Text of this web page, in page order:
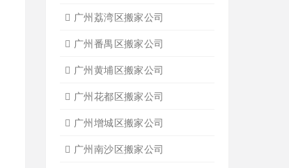
广州荔湾区搬家公司
广州番禺区搬家公司
广州黄埔区搬家公司
广州花都区搬家公司
广州增城区搬家公司
广州南沙区搬家公司